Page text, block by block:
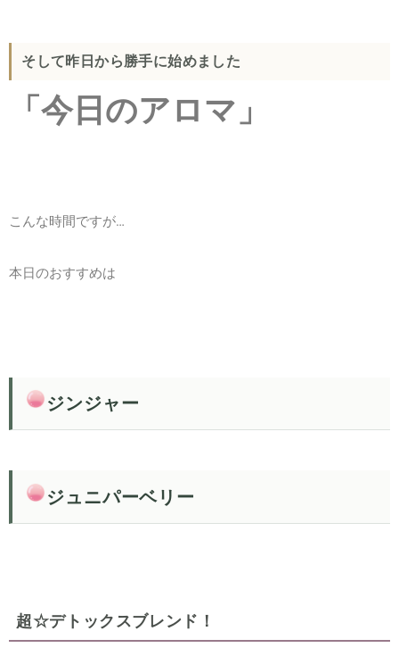
そして昨日から勝手に始めました
「今日のアロマ」
こんな時間ですが…
本日のおすすめは
ジンジャー
ジュニパーベリー
超☆デトックスブレンド！